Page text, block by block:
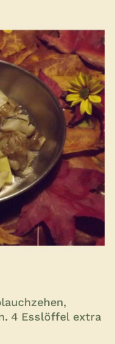
4 Esslöffel extra